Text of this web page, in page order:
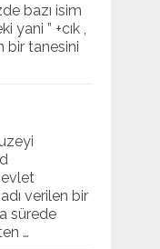
bazı isim
” +cık ,
bir tanesini
verilen bir
sürede
…